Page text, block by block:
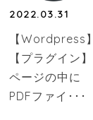
2022.03.31
【Wordpress】
【プラグイン】
ページの中に
PDFファイ･･･